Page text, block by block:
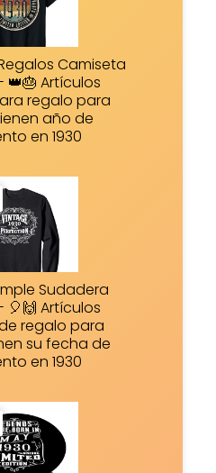
Camiseta
👑🎂 Artículos
regalo para
año de
en 1930
Sudadera
🎈🙌 Artículos
regalo para
su fecha de
en 1930